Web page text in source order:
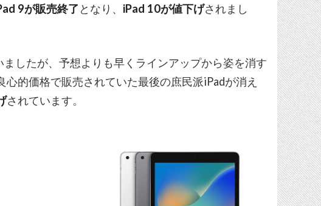
9が販売終了 となり、 iPad 10が値下げされまし
したが、予想よりも早くラインアップから姿を消す
的価格で販売されていた最後の庶民派iPadが消え
されています。